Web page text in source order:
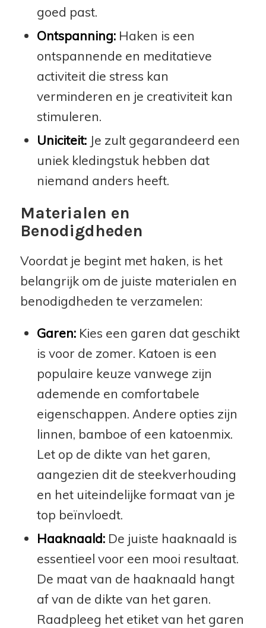
goed past.
Ontspanning:Haken is een
ontspannende en meditatieve
activiteit die stress kan
verminderen en je creativiteit kan
stimuleren.
Uniciteit:Je zult gegarandeerd een
uniek kledingstuk hebben dat
niemand anders heeft.
Materialen en
Benodigdheden
Voordat je begint met haken, is het
belangrijk om de juiste materialen en
benodigdheden te verzamelen:
Garen:Kies een garen dat geschikt
is voor de zomer. Katoen is een
populaire keuze vanwege zijn
ademende en comfortabele
eigenschappen. Andere opties zijn
linnen, bamboe of een katoenmix.
Let op de dikte van het garen,
aangezien dit de steekverhouding
en het uiteindelijke formaat van je
top beïnvloedt.
Haaknaald:De juiste haaknaald is
essentieel voor een mooi resultaat.
De maat van de haaknaald hangt
af van de dikte van het garen.
Raadpleeg het etiket van het garen